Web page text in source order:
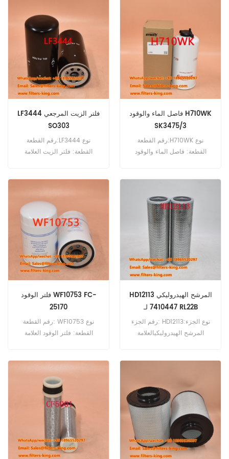
S2340-11730 استخدام لـ Hino
500 P11C-UH.
للاستخدام مع Yuchai YC 6 A
210L-D220.
LF3444 فلتر الزيت المرجعي
SO303
رقم القطعة:LF3444 نوع
القطعة: فلتر الزيت العلامة
فاصل الماء والوقود H710WK
SK3475/3
رقم القطعة:H710WK نوع
القطعة: فاصل الماء والوقود
فلتر الوقود WF10753 FC-
25170
رقم القطعة: WF10753 نوع
القطعة: فلتر الوقود العلامة
HD12113 المرشح الهيدروليكي
7410447 لـ RL22B
رقم الجزء: HD12113نوع الجزء:
المرشح الهيدروليكيالعلامة